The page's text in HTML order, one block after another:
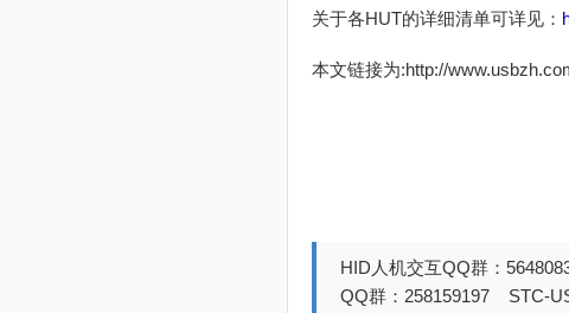
关于各HUT的详细清单可详见：
本文链接为:http://
HID人机交互QQ群：
QQ群：258159197 STC-